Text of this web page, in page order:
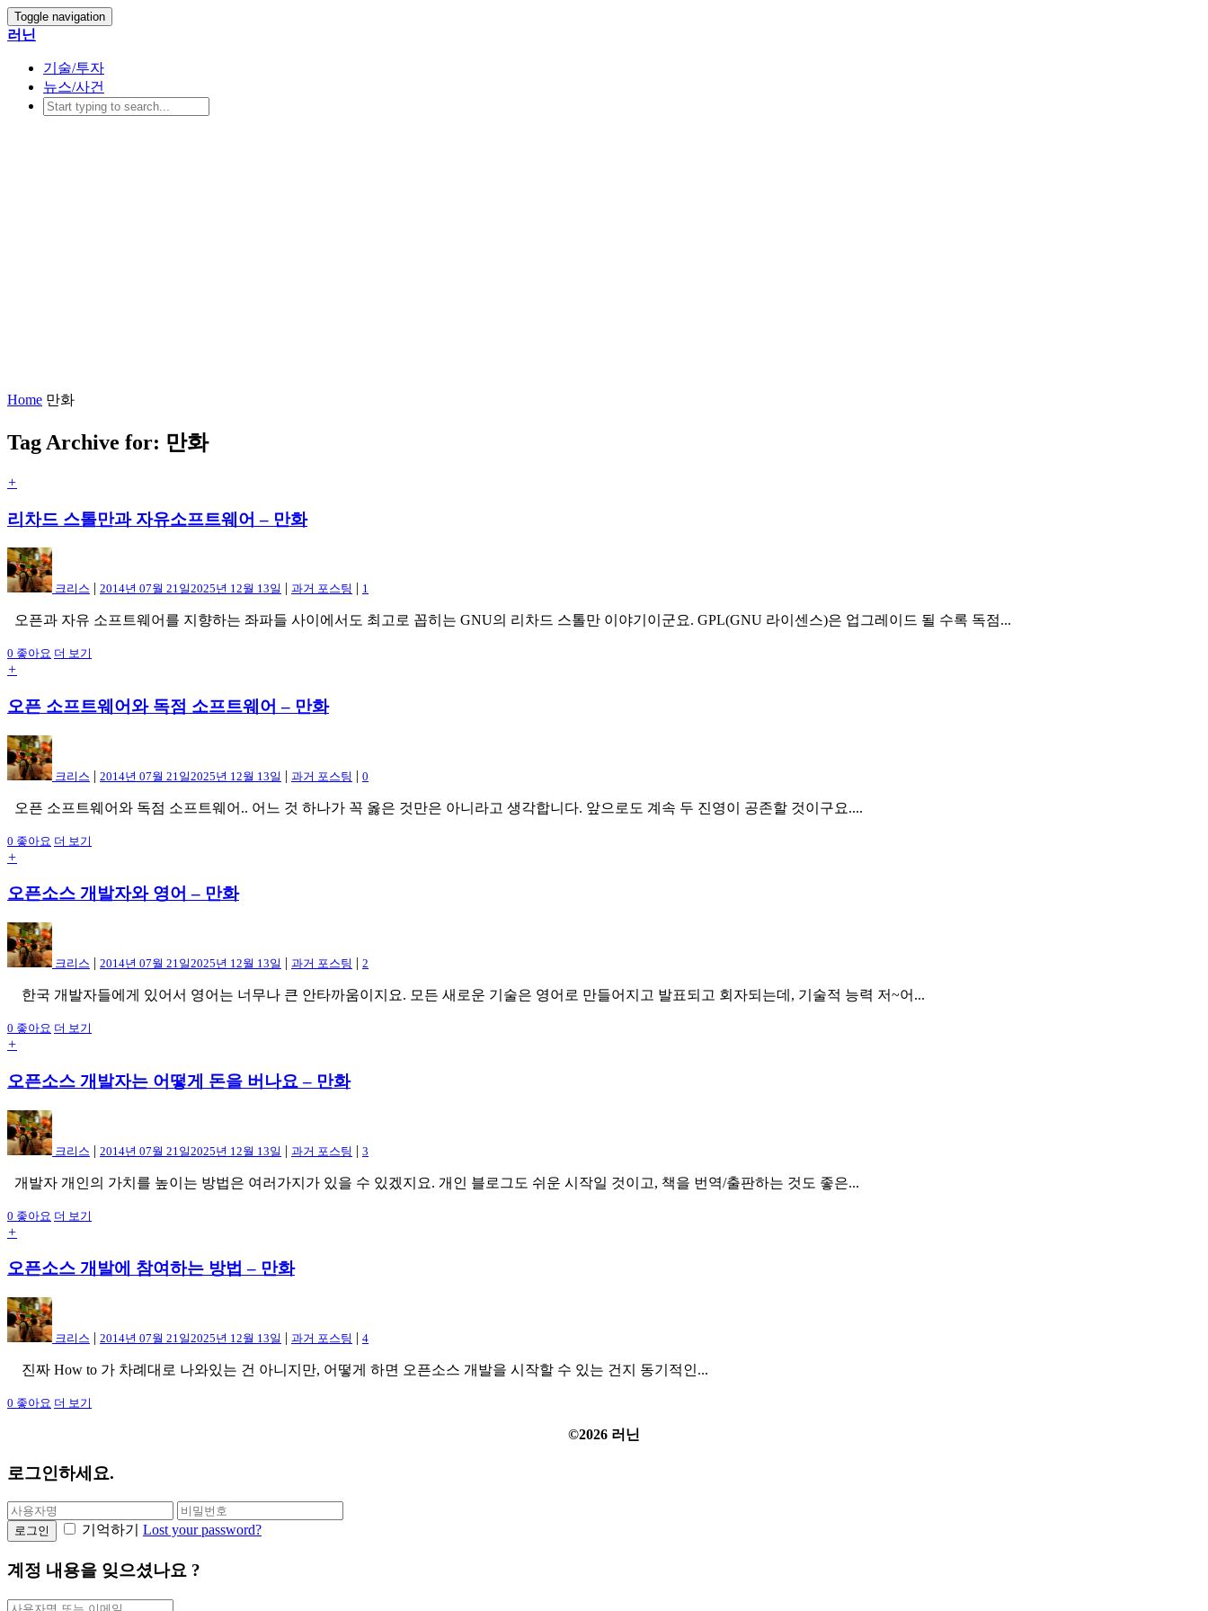
Toggle navigation
러닌
기술/투자
뉴스/사건
Home 만화
Tag Archive for: 만화
+
리차드 스톨만과 자유소프트웨어 – 만화
크리스 | 2014년 07월 21일2025년 12월 13일 | 과거 포스팅 | 1
오픈과 자유 소프트웨어를 지향하는 좌파들 사이에서도 최고로 꼽히는 GNU의 리차드 스톨만 이야기이군요. GPL(GNU 라이센스)은 업그레이드 될 수록 독점...
0 좋아요 더 보기
+
오픈 소프트웨어와 독점 소프트웨어 – 만화
크리스 | 2014년 07월 21일2025년 12월 13일 | 과거 포스팅 | 0
오픈 소프트웨어와 독점 소프트웨어.. 어느 것 하나가 꼭 옳은 것만은 아니라고 생각합니다. 앞으로도 계속 두 진영이 공존할 것이구요....
0 좋아요 더 보기
+
오픈소스 개발자와 영어 – 만화
크리스 | 2014년 07월 21일2025년 12월 13일 | 과거 포스팅 | 2
한국 개발자들에게 있어서 영어는 너무나 큰 안타까움이지요. 모든 새로운 기술은 영어로 만들어지고 발표되고 회자되는데, 기술적 능력 저~어...
0 좋아요 더 보기
+
오픈소스 개발자는 어떻게 돈을 버나요 – 만화
크리스 | 2014년 07월 21일2025년 12월 13일 | 과거 포스팅 | 3
개발자 개인의 가치를 높이는 방법은 여러가지가 있을 수 있겠지요. 개인 블로그도 쉬운 시작일 것이고, 책을 번역/출판하는 것도 좋은...
0 좋아요 더 보기
+
오픈소스 개발에 참여하는 방법 – 만화
크리스 | 2014년 07월 21일2025년 12월 13일 | 과거 포스팅 | 4
진짜 How to 가 차례대로 나와있는 건 아니지만, 어떻게 하면 오픈소스 개발을 시작할 수 있는 건지 동기적인...
0 좋아요 더 보기
©2026 러닌
로그인하세요.
로그인 기억하기 Lost your password?
계정 내용을 잊으셨나요 ?